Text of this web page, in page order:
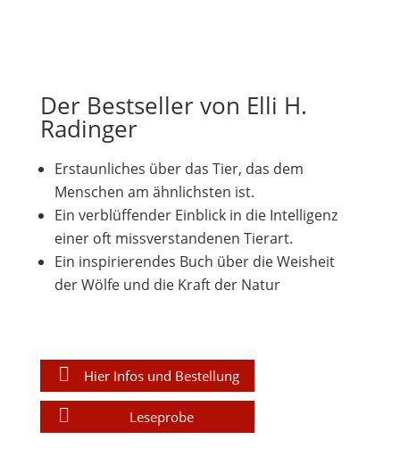
Der Bestseller von Elli H.
Radinger
Erstaunliches über das Tier, das dem
Menschen am ähnlichsten ist.
Ein verblüffender Einblick in die Intelligenz
einer oft missverstandenen Tierart.
Ein inspirierendes Buch über die Weisheit
der Wölfe und die Kraft der Natur
Hier Infos und Bestellung
Leseprobe